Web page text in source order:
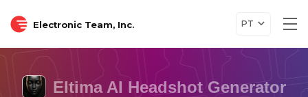
Electronic Team, Inc. PT
Eltima AI Headshot Generator